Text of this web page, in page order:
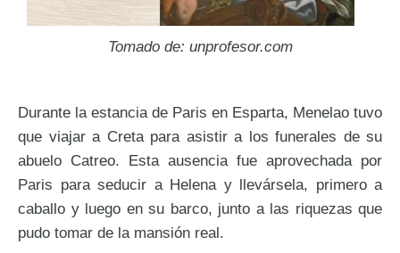
Tomado de: unprofesor.com
Durante la estancia de Paris en Esparta, Menelao tuvo
que viajar a Creta para asistir a los funerales de su
abuelo Catreo. Esta ausencia fue aprovechada por
Paris para seducir a Helena y llevársela, primero a
caballo y luego en su barco, junto a las riquezas que
pudo tomar de la mansión real.